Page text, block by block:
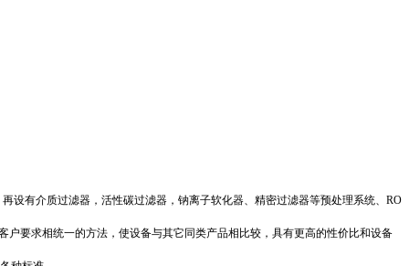
设有介质过滤器，活性碳过滤器，钠离子软化器、精密过滤器等预处理系统、 RO
要求相统一的方法，使设备与其它同类产品相比较，具有更高的性价比和设备